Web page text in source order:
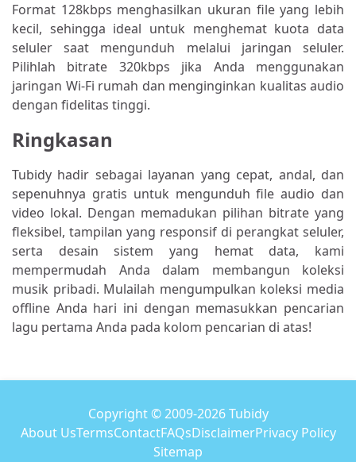
Format 128kbps menghasilkan ukuran file yang lebih
kecil, sehingga ideal untuk menghemat kuota data
seluler saat mengunduh melalui jaringan seluler.
Pilihlah bitrate 320kbps jika Anda menggunakan
jaringan Wi-Fi rumah dan menginginkan kualitas audio
dengan fidelitas tinggi.
Ringkasan
Tubidy hadir sebagai layanan yang cepat, andal, dan
sepenuhnya gratis untuk mengunduh file audio dan
video lokal. Dengan memadukan pilihan bitrate yang
fleksibel, tampilan yang responsif di perangkat seluler,
serta desain sistem yang hemat data, kami
mempermudah Anda dalam membangun koleksi
musik pribadi. Mulailah mengumpulkan koleksi media
offline Anda hari ini dengan memasukkan pencarian
lagu pertama Anda pada kolom pencarian di atas!
Copyright © 2009-2026 Tubidy
About UsTermsContactFAQsDisclaimerPrivacy Policy
Sitemap